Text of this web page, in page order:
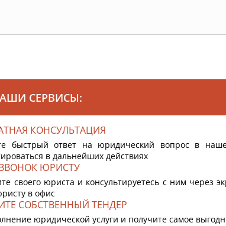
СЕРВИСЫ:
КОНСУЛЬТАЦИЯ
быстрый ответ на юридический вопрос в
в дальнейших действиях
ЮРИСТУ
своего юриста и консультируетесь с ним через
в офис
СОБСТВЕННЫЙ ТЕНДЕР
юридической услуги и получите самое